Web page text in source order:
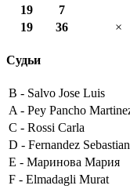
19
7
19
36 ×
Судьи
B - Salvo Jose Luis
A - Pey Pancho
C - Rossi Carla
D - Fernandez Sebastian
E - Маринова Мария
F - Elmadagli Murat